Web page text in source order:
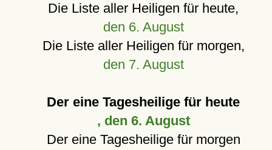
Die Liste aller Heiligen für heute,
den 6. August
Die Liste aller Heiligen für morgen,
den 7. August
Der eine Tagesheilige für heute
, den 6. August
Der eine Tagesheilige für morgen